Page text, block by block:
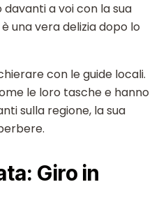
a voi con la sua
una vera delizia dopo lo
con le guide locali.
le loro tasche e hanno
sulla regione, la sua
Giro in